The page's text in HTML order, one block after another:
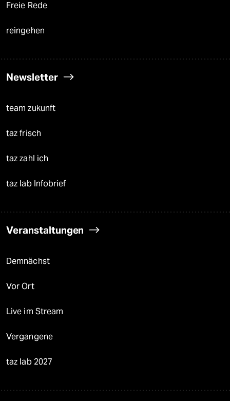
Freie Rede
reingehen
Newsletter
team zukunft
taz frisch
taz zahl ich
taz lab Infobrief
Veranstaltungen
Demnächst
Vor Ort
Live im Stream
Vergangene
taz lab 2027